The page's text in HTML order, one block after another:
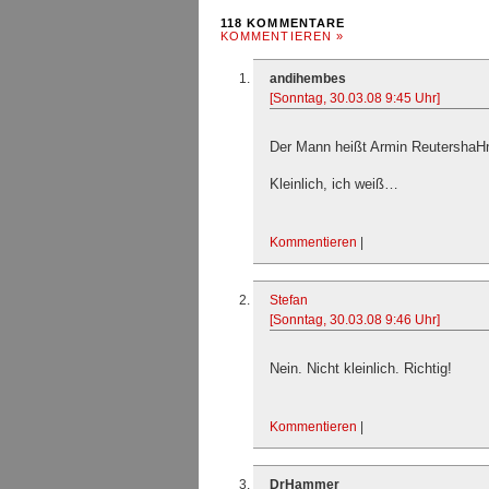
118 KOMMENTARE
KOMMENTIEREN »
andihembes
[Sonntag, 30.03.08 9:45 Uhr]
Der Mann heißt Armin
Kleinlich, ich weiß…
Kommentieren
Stefan
[Sonntag, 30.03.08 9:46 Uhr]
Nein. Nicht kleinlich. Richtig!
Kommentieren
DrHammer